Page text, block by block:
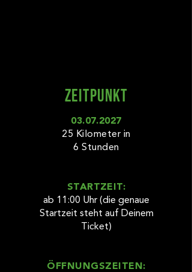
ZEITPUNKT
03.07.2027
25 Kilometer in
6 Stunden
STARTZEIT:
ab 11:00 Uhr (die genaue
Startzeit steht auf Deinem
Ticket)
ÖFFNUNGSZEITEN: